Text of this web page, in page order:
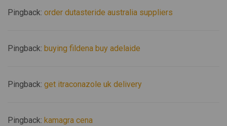
Pingback: order dutasteride australia suppliers
Pingback: buying fildena buy adelaide
Pingback: get itraconazole uk delivery
Pingback: kamagra cena